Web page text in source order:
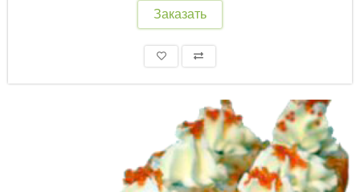
Заказать